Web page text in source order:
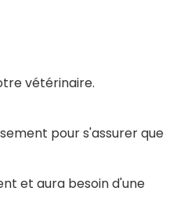
vétérinaire.
pour s'assurer que
et aura besoin d'une